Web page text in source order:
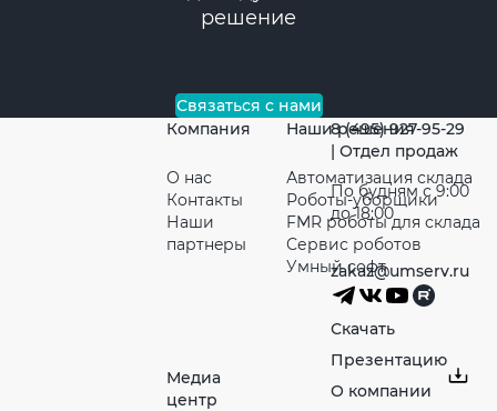
решение
Связаться с нами
Компания
О нас
Контакты
Наши
партнeры
Медиа
центр
Наши решения
Автоматизация склада
Роботы-уборщики
FMR роботы для склада
Сервис роботов
Умный софт
8 (495) 927-95-29
| Отдел продаж
По будням с 9:00
до 18:00
zakaz@umserv.ru
Скачать
Презентацию
О компании